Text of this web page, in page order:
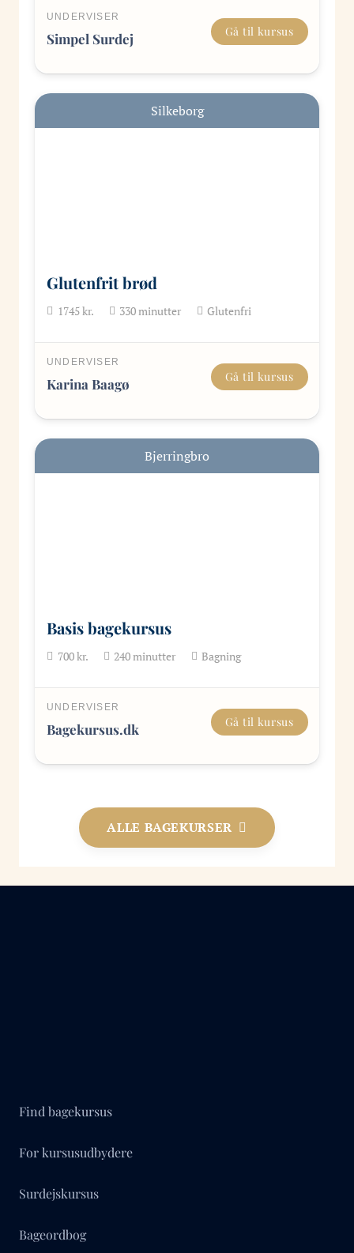
UNDERVISER
Simpel Surdej Gå til kursus
Silkeborg
Glutenfrit brød
1745kr. 330minutter Glutenfri
UNDERVISER
Karina Baagø Gå til kursus
Bjerringbro
Basis bagekursus
700kr. 240minutter Bagning
UNDERVISER
Bagekursus.dk Gå til kursus
ALLE BAGEKURSER
Find bagekursus
For kursusudbydere
Surdejskursus
Bageordbog